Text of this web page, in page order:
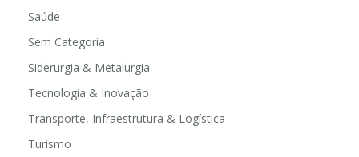
Saúde
Sem Categoria
Siderurgia & Metalurgia
Tecnologia & Inovação
Transporte, Infraestrutura & Logística
Turismo